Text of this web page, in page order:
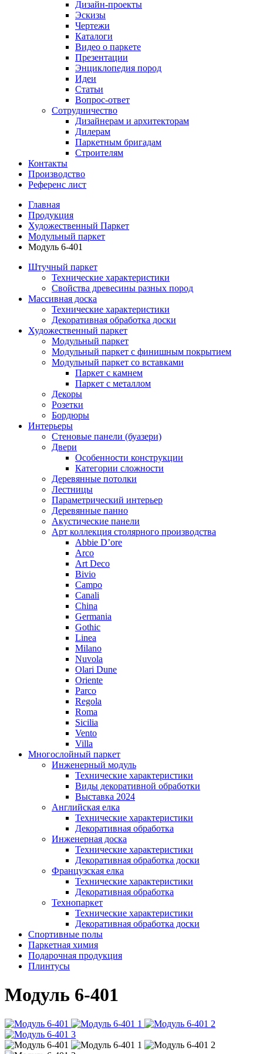
Дизайн-проекты
Эскизы
Чертежи
Каталоги
Видео о паркете
Презентации
Энциклопедия пород
Идеи
Статьи
Вопрос-ответ
Сотрудничество
Дизайнерам и архитекторам
Дилерам
Паркетным бригадам
Строителям
Контакты
Производство
Референс лист
Главная
Продукция
Художественный Паркет
Модульный паркет
Модуль 6-401
Штучный паркет
Технические характеристики
Свойства древесины разных пород
Массивная доска
Технические характеристики
Декоративная обработка доски
Художественный паркет
Модульный паркет
Модульный паркет с финишным покрытием
Модульный паркет со вставками
Паркет с камнем
Паркет с металлом
Декоры
Розетки
Бордюры
Интерьеры
Стеновые панели (буазери)
Двери
Особенности конструкции
Категории сложности
Деревянные потолки
Лестницы
Параметрический интерьер
Деревянные панно
Акустические панели
Арт коллекция столярного производства
Abbie D’ore
Arco
Art Deco
Bivio
Campo
Canali
China
Germania
Gothic
Linea
Milano
Nuvola
Olari Dune
Oriente
Parco
Regola
Roma
Sicilia
Vento
Villa
Многослойный паркет
Инженерный модуль
Технические характеристики
Виды декоративной обработки
Выставка 2024
Английская елка
Технические характеристики
Декоративная обработка
Инженерная доска
Технические характеристики
Декоративная обработка доски
Французская елка
Технические характеристики
Декоративная обработка
Технопаркет
Технические характеристики
Декоративная обработка доски
Спортивные полы
Паркетная химия
Подарочная продукция
Плинтусы
Модуль 6-401